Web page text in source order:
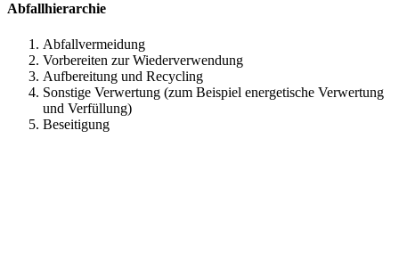
Abfallhierarchie
Abfallvermeidung
Vorbereiten zur Wiederverwendung
Aufbereitung und Recycling
Sonstige Verwertung (zum Beispiel energetische Verwertung
und Verfüllung)
Beseitigung